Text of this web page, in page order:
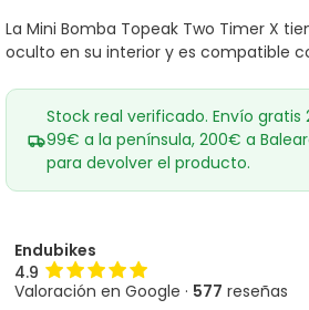
era:
42,00€.
37,60€.
La Mini Bomba Topeak Two Timer X
oculto en su interior y es compatible
Stock real verificado. Envío
99€ a la península, 200€ a
para devolver el producto.
Endubikes
4.9
Valoración en Google · 577 reseñas